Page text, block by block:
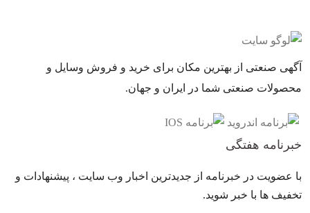
آگهی صنعتی از بهترین مکان برای خرید و فروش وسایل و
محصولات صنعتی شما در ایران و جهان.
خبرنامه هفتگی
با عضویت در خبرنامه از جدیدترین اخبار وب سایت ، پیشنهادات و
تخفیف ها با خبر شوید.